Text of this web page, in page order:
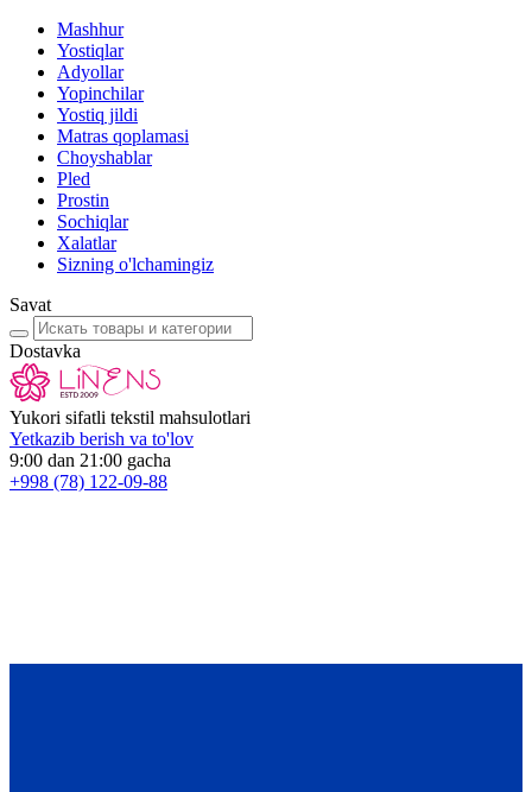
Mashhur
Yostiqlar
Adyollar
Yopinchilar
Yostiq jildi
Matras qoplamasi
Choyshablar
Pled
Prostin
Sochiqlar
Xalatlar
Sizning o'lchamingiz
Savat
Dostavka
Yukori sifatli tekstil mahsulotlari
Yetkazib berish va to'lov
9:00 dan 21:00 gacha
+998 (78) 122-09-88